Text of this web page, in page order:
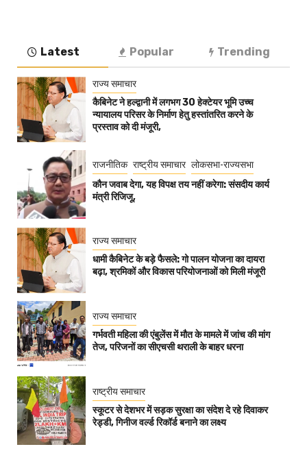
Latest Popular Trending
राज्य समाचार
कैबिनेट ने हल्द्वानी में लगभग 30 हेक्टेयर भूमि उच्च
न्यायालय परिसर के निर्माण हेतु हस्तांतरित करने के
प्रस्ताव को दी मंजूरी,
राजनीतिक राष्ट्रीय समाचार लोकसभा-राज्यसभा
कौन जवाब देगा, यह विपक्ष तय नहीं करेगा: संसदीय कार्य
मंत्री रिजिजू,
राज्य समाचार
धामी कैबिनेट के बड़े फैसले: गो पालन योजना का दायरा
बढ़ा, श्रमिकों और विकास परियोजनाओं को मिली मंजूरी
राज्य समाचार
गर्भवती महिला की एंबुलेंस में मौत के मामले में जांच की मांग
तेज, परिजनों का सीएचसी थराली के बाहर धरना
राष्ट्रीय समाचार
स्कूटर से देशभर में सड़क सुरक्षा का संदेश दे रहे दिवाकर
रेड्डी, गिनीज वर्ल्ड रिकॉर्ड बनाने का लक्ष्य